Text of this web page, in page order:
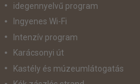
idegennyelvű program
Ingyenes Wi-Fi
Intenzív program
Karácsonyi út
Kastély és múzeumlátogatás